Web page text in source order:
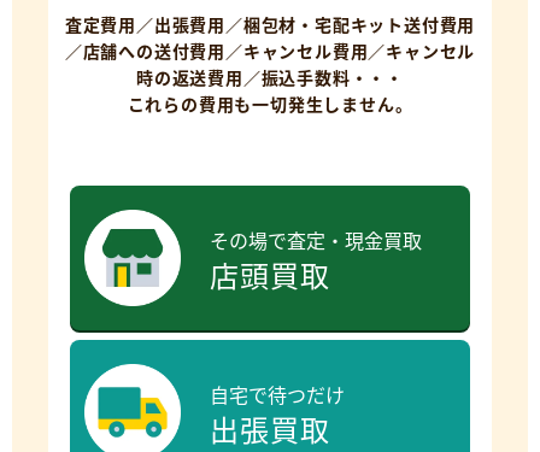
査定費用／出張費用／梱包材・宅配キット送付費用
／店舗への送付費用／キャンセル費用／キャンセル
時の返送費用／振込手数料・・・
これらの費用も一切発生しません。
その場で査定・現金買取
店頭買取
自宅で待つだけ
出張買取